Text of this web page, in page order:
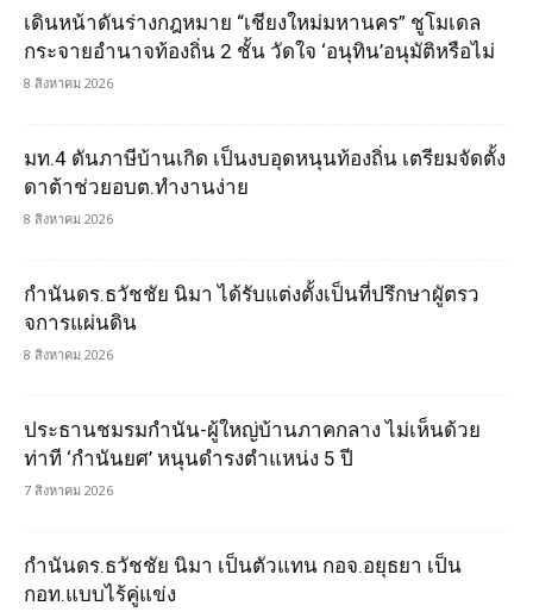
เดินหน้าดันร่างกฎหมาย “เชียงใหม่มหานคร” ชูโมเดล
กระจายอำนาจท้องถิ่น 2 ชั้น วัดใจ ‘อนุทิน’อนุมัติหรือไม่
8 สิงหาคม 2026
มท.4 ดันภาษีบ้านเกิด เป็นงบอุดหนุนท้องถิ่น เตรียมจัดตั้ง
ดาต้าช่วยอบต.ทำงานง่าย
8 สิงหาคม 2026
กำนันดร.ธวัชชัย นิมา ได้รับแต่งตั้งเป็นที่ปรึกษาผูัตรว
จการแผ่นดิน
8 สิงหาคม 2026
ประธานชมรมกำนัน-ผู้ใหญ่บ้านภาคกลาง ไม่เห็นด้วย
ท่าที ‘กำนันยศ’ หนุนดำรงตำแหน่ง 5 ปี
7 สิงหาคม 2026
กำนันดร.ธวัชชัย นิมา เป็นตัวแทน กอจ.อยุธยา เป็น
กอท.แบบไร้คู่แข่ง